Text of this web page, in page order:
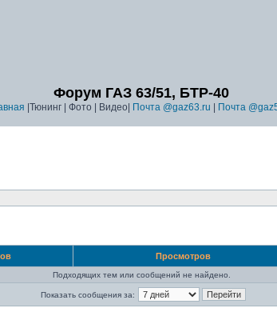
Форум ГАЗ 63/51, БТР-40
|Тюнинг | Фото | Видео| Почта @gaz63.ru Почта
Просмотров
Подходящих тем или сообщений не найдено.
Показать сообщения за: